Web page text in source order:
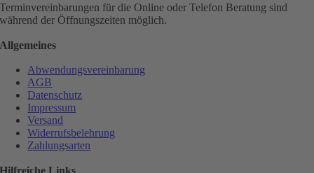
Terminvereinbarungen für die Online oder Telefon Beratung sind
während der Öffnungszeiten möglich.
Allgemeines
Abwendungsvereinbarung
AGB
Datenschutz
Impressum
Versand
Widerrufsbelehrung
Zahlungsarten
Hilfreiche Links